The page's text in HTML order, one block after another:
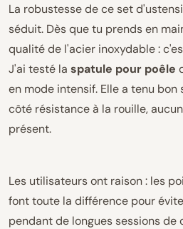
La robustesse de ce set
séduit. Dès que tu prends en
qualité de l'acier inoxydable :
J'ai testé la spatule pour poêle
en mode intensif. Elle a tenu bon
côté résistance à la rouille,
présent.
Les utilisateurs ont raison : les
font toute la différence pour
pendant de longues sessions de